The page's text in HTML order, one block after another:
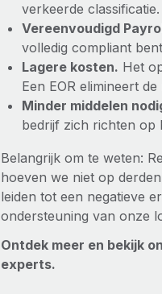
verkeerde classificatie.
Vereenvoudigd
volledig compliant
Lagere kosten. Het
Een EOR elimineert
Minder middelen
bedrijf zich richten op
Belangrijk om te weten:
hoeven we niet op
leiden tot een negatieve
ondersteuning van onze
Ontdek meer en bekijk
experts.